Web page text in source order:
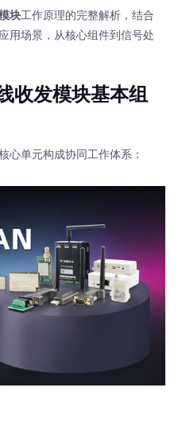
块工作原理的完整解析，结合
用场景，从核心组件到信号处
收发模块基本组
单元构成协同工作体系：